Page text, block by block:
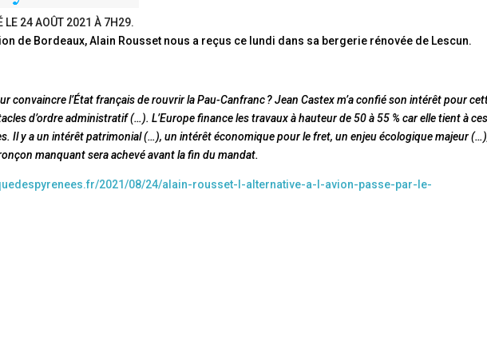
LE 24 AOÛT 2021 À 7H29.
de Bordeaux, Alain Rousset nous a reçus ce lundi dans sa bergerie rénovée de Lescun.
convaincre l’État français de rouvrir la Pau-Canfranc ?Jean Castex m’a confié son intérêt pour
d’ordre administratif (…). L’Europe finance les travaux à hauteur de 50 à 55 % car elle tient à ces
Il y a un intérêt patrimonial (…), un intérêt économique pour le fret, un enjeu écologique majeur
manquant sera achevé avant la fin du mandat.
2021/08/24/alain-rousset-l-alternative-a-l-avion-passe-par-le-